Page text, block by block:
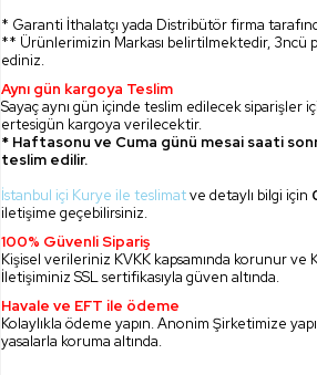
* Garanti İthalatçı yada Distribütör firma
** Ürünlerimizin Markası belirtilmektedir,
ediniz.
Aynı gün kargoya Teslim
Sayaç aynı gün içinde teslim edilecek siparişler
ertesigün kargoya verilecektir.
* Haftasonu ve Cuma günü mesai saati
teslim edilir.
İstanbul içi Kurye ile teslimatve detaylı bilgi için
iletişime geçebilirsiniz.
100% Güvenli Sipariş
Kişisel verileriniz KVKK kapsamında korunur
İletişiminiz SSL sertifikasıyla güven altında.
Havale ve EFT ile ödeme
Kolaylıkla ödeme yapın. Anonim Şirketimize
yasalarla koruma altında.